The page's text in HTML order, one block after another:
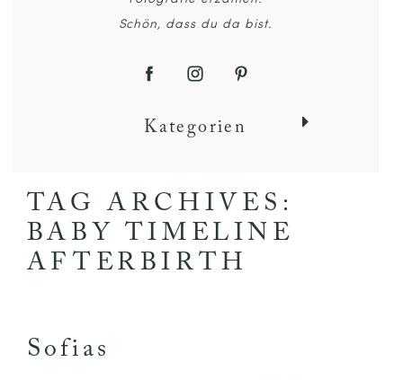
Schön, dass du da bist.
Kategorien
TAG ARCHIVES:
BABY TIMELINE
AFTERBIRTH
Sofias